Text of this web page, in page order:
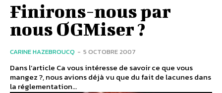
Finirons-nous par
nous OGMiser ?
CARINE HAZEBROUCQ - 5 OCTOBRE 2007
Dans l’article Ca vous intéresse de savoir ce que vous
mangez ?, nous avions déjà vu que du fait de lacunes dans
la réglementation...